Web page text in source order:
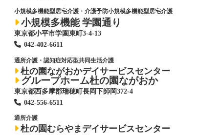
小規模多機能型居宅介護・介護予防小規模多機能型居宅介護
小規模多機能 学園通り
東京都小平市学園東町3-4-13
042-402-6611
通所介護・認知症対応型共同生活介護
杜の園ながおかデイサービスセンター
グループホーム杜の園ながおか
東京都西多摩郡瑞穂町長岡下師岡372-4
042-556-6511
通所介護
杜の園むらやまデイサービスセンター